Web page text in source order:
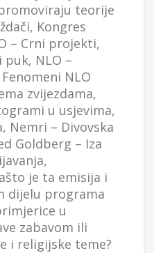
teorije
Kongres
– Crni projekti,
puk, NLO –
NLO
zvijezdama,
u usjevima,
Nemri – Divovska
Goldberg – Iza
je ta emisija i
dijelu programa
u
zabavom ili
i religijske teme?